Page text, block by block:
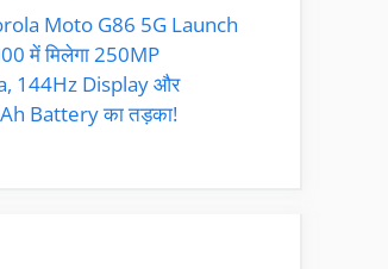
Moto G86 5G Launch
में मिलेगा 250MP
144Hz Display और
Battery का तड़का!